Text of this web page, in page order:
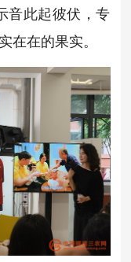
音此起彼伏，专
在在的果实。